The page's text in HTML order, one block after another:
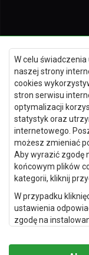
W celu
naszej strony
cookies
stron serwisu
optymalizacji
statystyk oraz
internetowego.
możesz zmieniać
Aby wyrazić zgodę
końcowym plików
kategorii, kliknij
W przypadku
ustawienia
zgodę na
"Zapisz i